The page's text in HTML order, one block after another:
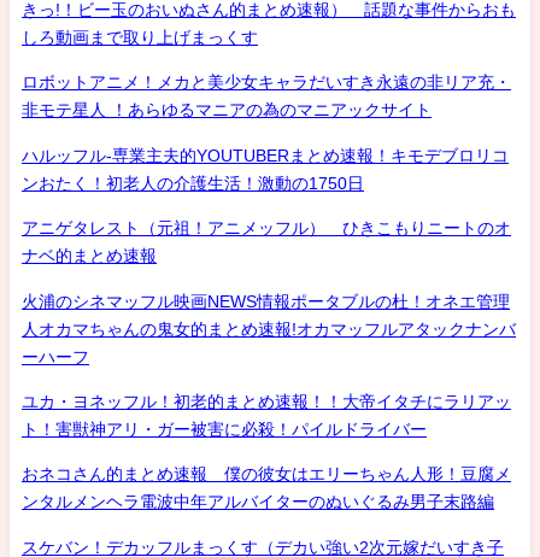
きっ!！ビー玉のおいぬさん的まとめ速報） 話題な事件からおも
しろ動画まで取り上げまっくす
ロボットアニメ！メカと美少女キャラだいすき永遠の非リア充・
非モテ星人 ！あらゆるマニアの為のマニアックサイト
ハルッフル-専業主夫的YOUTUBERまとめ速報！キモデブロリコ
ンおたく！初老人の介護生活！激動の1750日
アニゲタレスト（元祖！アニメッフル） ひきこもりニートのオ
ナベ的まとめ速報
火浦のシネマッフル映画NEWS情報ポータブルの杜！オネエ管理
人オカマちゃんの鬼女的まとめ速報!オカマッフルアタックナンバ
ーハーフ
ユカ・ヨネッフル！初老的まとめ速報！！大帝イタチにラリアッ
ト！害獣神アリ・ガー被害に必殺！パイルドライバー
おネコさん的まとめ速報 僕の彼女はエリーちゃん人形！豆腐メ
ンタルメンヘラ電波中年アルバイターのぬいぐるみ男子末路編
スケバン！デカッフルまっくす（デカい強い2次元嫁だいすき子